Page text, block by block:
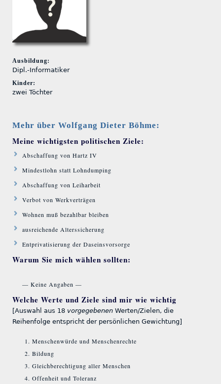
Ausbildung:
Dipl.-Informatiker
Kinder:
zwei Töchter
Mehr über Wolfgang Dieter Böhme:
Meine wichtigsten politischen Ziele:
Abschaffung von Hartz IV
Mindestlohn statt Lohndumping
Abschaffung von Leiharbeit
Verbot von Werkverträgen
Wohnen muß bezahlbar bleiben
ausreichende Alterssicherung
Entprivatisierung der Daseinsvorsorge
Warum Sie mich wählen sollten:
— Keine Angaben —
Welche Werte und Ziele sind mir wie wichtig
[Auswahl aus 18 vorgegebenen Werten/Zielen, die
Reihenfolge entspricht der persönlichen Gewichtung]
Menschenwürde und Menschenrechte
Bildung
Gleichberechtigung aller Menschen
Offenheit und Toleranz